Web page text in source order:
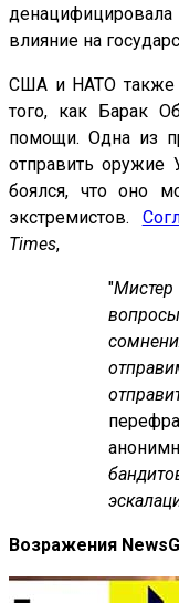
денацифицировала
влияние на
США и НАТО также
того, как Барак
помощи. Одна из
отправить оружие
боялся, что оно
экстремистов.
Times,
"
Возражения